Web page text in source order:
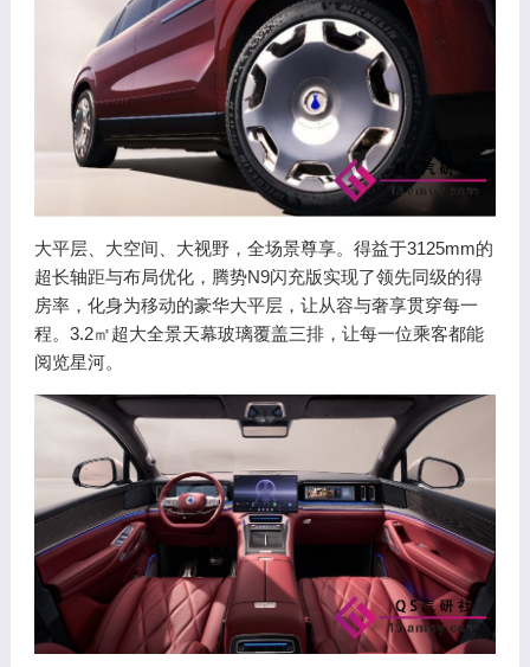
大平层、大空间、大视野，全场景尊享。得益于3125mm的
超长轴距与布局优化，腾势N9闪充版实现了领先同级的得
房率，化身为移动的豪华大平层，让从容与奢享贯穿每一
程。3.2㎡超大全景天幕玻璃覆盖三排，让每一位乘客都能
阅览星河。